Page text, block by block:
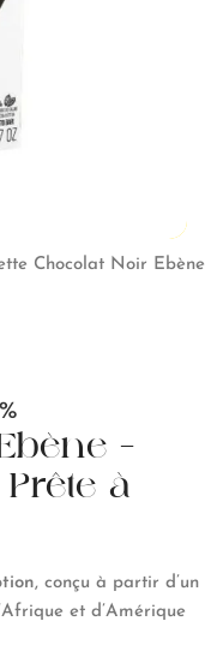
Chocolat Noir Ebène
–
à
, conçu à partir d’un
et d’Amérique